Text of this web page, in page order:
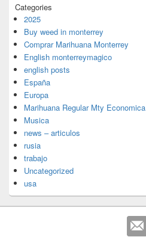
Categories
2025
Buy weed in monterrey
Comprar Marihuana Monterrey
English monterreymagico
english posts
España
Europa
Marihuana Regular Mty Economica
Musica
news – articulos
rusia
trabajo
Uncategorized
usa